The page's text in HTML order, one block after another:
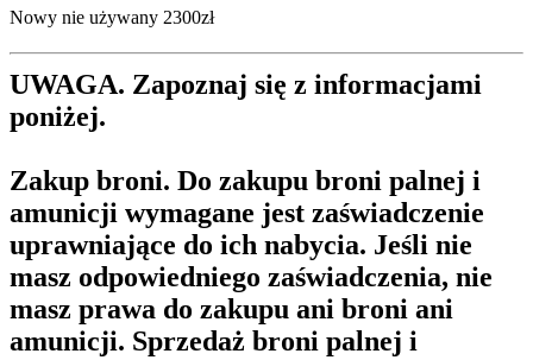
Nowy nie używany 2300zł
UWAGA. Zapoznaj się z informacjami
poniżej.
Zakup broni. Do zakupu broni palnej i
amunicji wymagane jest zaświadczenie
uprawniające do ich nabycia. Jeśli nie
masz odpowiedniego zaświadczenia, nie
masz prawa do zakupu ani broni ani
amunicji. Sprzedaż broni palnej i